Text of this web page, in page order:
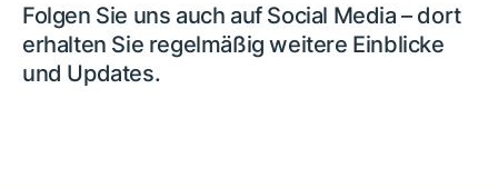
Folgen Sie uns auch auf Social Media – dort
erhalten Sie regelmäßig weitere Einblicke
und Updates.